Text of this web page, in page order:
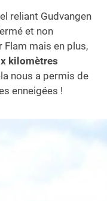
reliant Gudvangen
et non
Flam mais en plus,
kilomètres
nous a permis de
enneigées !